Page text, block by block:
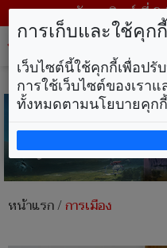
วันอาทิตย์ ที่ 9
หน้าแรก/การเมือง
การเก็บและใช้คุกกี้
เว็บไซต์นี้ใช้คุกกี้เพื่อปรั
การใช้เว็บไซต์ของเร
ทั้งหมดตามนโยบายคุกกี้